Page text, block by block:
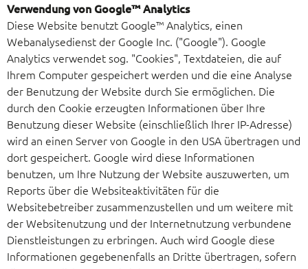
Verwendung von Google™ Analytics
Diese Website benutzt Google™ Analytics, einen
Webanalysedienst der Google Inc. ("Google"). Google
Analytics verwendet sog. "Cookies", Textdateien, die auf
Ihrem Computer gespeichert werden und die eine Analyse
der Benutzung der Website durch Sie ermöglichen. Die
durch den Cookie erzeugten Informationen über Ihre
Benutzung dieser Website (einschließlich Ihrer IP-Adresse)
wird an einen Server von Google in den USA übertragen und
dort gespeichert. Google wird diese Informationen
benutzen, um Ihre Nutzung der Website auszuwerten, um
Reports über die Websiteaktivitäten für die
Websitebetreiber zusammenzustellen und um weitere mit
der Websitenutzung und der Internetnutzung verbundene
Dienstleistungen zu erbringen. Auch wird Google diese
Informationen gegebenenfalls an Dritte übertragen, sofern